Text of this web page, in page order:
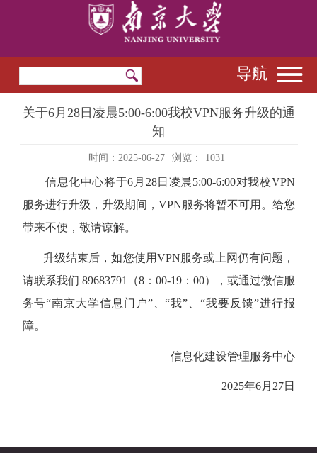
导航
关于6月28日凌晨5:00-6:00我校VPN服务升级的通
知
时间：2025-06-27 浏览： 1031
信息化中心将于6月28日凌晨5:00-6:00对我校VPN
服务进行升级，升级期间，VPN服务将暂不可用。给您
带来不便，敬请谅解。
升级结束后，如您使用VPN服务或上网仍有问题，
请联系我们 89683791（8：00-19：00），或通过微信服
务号“南京大学信息门户”、“我”、“我要反馈”进行报
障。
信息化建设管理服务中心
2025年6月27日